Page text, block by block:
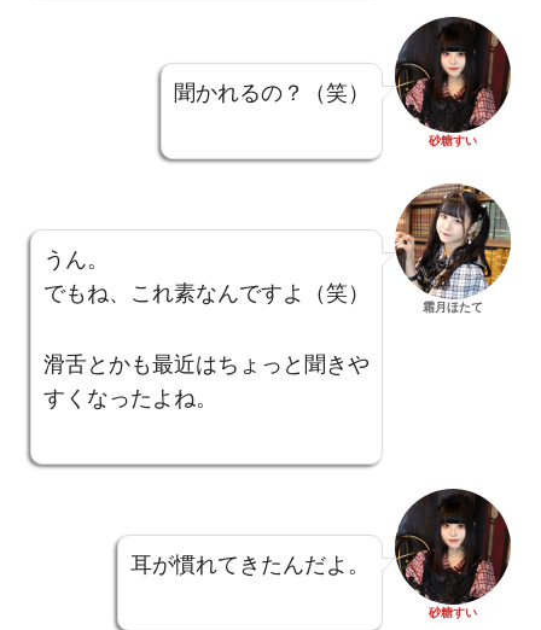
聞かれるの？（笑）
砂糖すい
うん。
でもね、これ素なんですよ（笑）
滑舌とかも最近はちょっと聞きや
すくなったよね。
霜月ほたて
耳が慣れてきたんだよ。
砂糖すい